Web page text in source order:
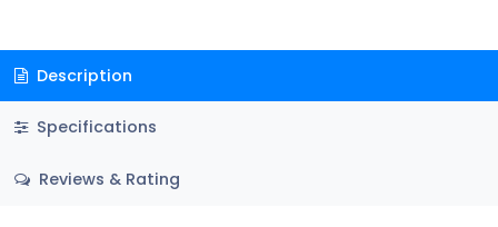
Description
Specifications
Reviews & Rating